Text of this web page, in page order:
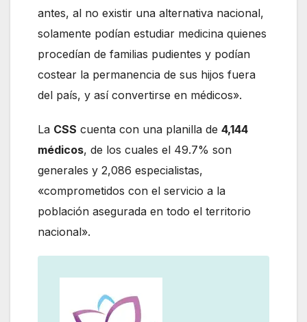
antes, al no existir una alternativa nacional,
solamente podían estudiar medicina quienes
procedían de familias pudientes y podían
costear la permanencia de sus hijos fuera
del país, y así convertirse en médicos».
La CSS cuenta con una planilla de 4,144
médicos, de los cuales el 49.7% son
generales y 2,086 especialistas,
«comprometidos con el servicio a la
población asegurada en todo el territorio
nacional».